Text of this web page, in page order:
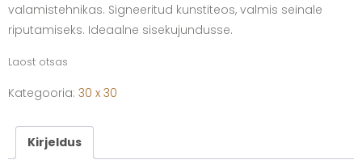
valamistehnikas. Signeeritud kunstiteos, valmis seinale
riputamiseks. Ideaalne sisekujundusse.
Laost otsas
Kategooria: 30 x 30
Kirjeldus